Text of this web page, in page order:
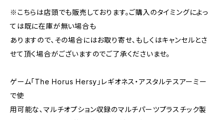
※こちらは店頭でも販売しております。ご購入のタイミングによっ
ては既に在庫が無い場合も
ありますので、その場合にはお取り寄せ、もしくはキャンセルとさ
せて頂く場合がございますのでご了承くださいませ。
ゲーム「The Horus Hersy」レギオネス・アスタルテスアーミー
で使
用可能な、マルチオプション収録のマルチパーツプラスチック製